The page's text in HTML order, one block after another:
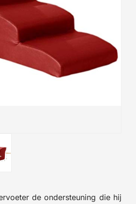
de ondersteuning die hij